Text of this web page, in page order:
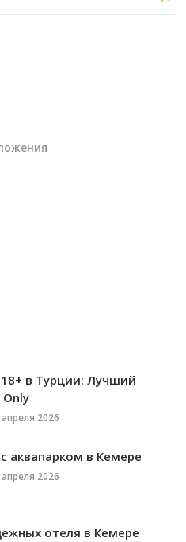
в Турции: Лучший
2026
аквапарком в Кемере
2026
отеля в Кемере